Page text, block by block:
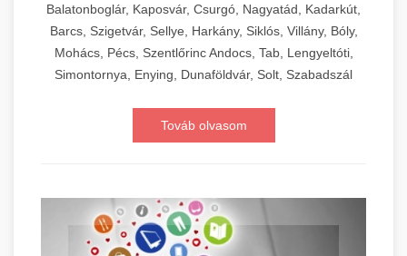
Balatonboglár, Kaposvár, Csurgó, Nagyatád, Kadarkút,
Barcs, Szigetvár, Sellye, Harkány, Siklós, Villány, Bóly,
Mohács, Pécs, Szentlőrinc Andocs, Tab, Lengyeltóti,
Simontornya, Enying, Dunaföldvár, Solt, Szabadszál
Továb olvasom